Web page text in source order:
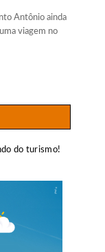
Antônio ainda
viagem no
do turismo!